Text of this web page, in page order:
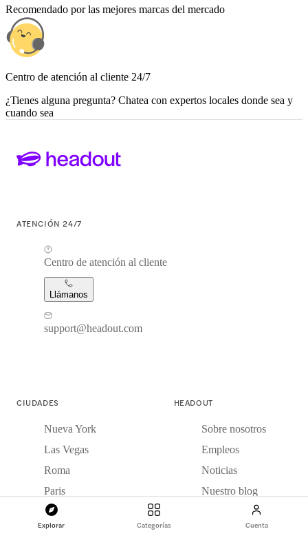
Explorar Categorías Cuenta
Recomendado por las mejores marcas del mercado
Centro de atención al cliente 24/7
¿Tienes alguna pregunta? Chatea con expertos locales donde sea y
cuando sea
ATENCIÓN 24/7
Centro de atención al cliente
Llámanos
support@headout.com
CIUDADES
Nueva York
Las Vegas
Roma
Paris
Londres
Dubái
HEADOUT
Sobre nosotros
Empleos
Noticias
Nuestro blog
Blog de viajes